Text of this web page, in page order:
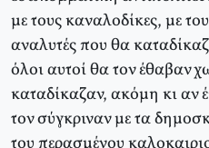
με τους καναλοδίκες, με
αναλυτές που θα
όλοι αυτοί θα τον έθαβαν
καταδίκαζαν, ακόμη κι αν
τον σύγκριναν με τα